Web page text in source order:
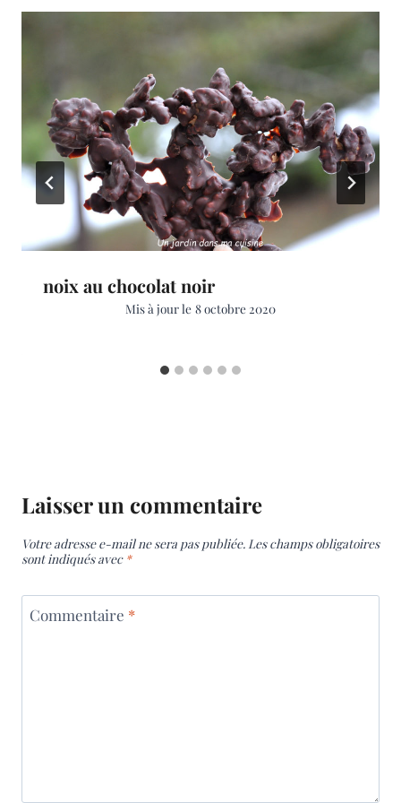
noix au chocolat noir
Mis à jour le 8 octobre 2020
Laisser un commentaire
Votre adresse e-mail ne sera pas publiée. Les champs obligatoires
sont indiqués avec *
Commentaire *